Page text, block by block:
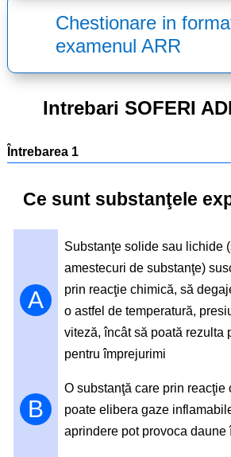
Chestionare in
examenul ARR
Intrebari SOFERI
Întrebarea 1
Ce sunt substanţele
A
Substanţe solide sau lichide
amestecuri de substanţe)
prin reacţie chimică, să
o astfel de temperatură,
viteză, încât să poată rezulta
pentru împrejurimi
B
O substanţă care prin reacţie
poate elibera gaze
aprindere pot provoca daune